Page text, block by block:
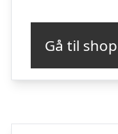
Gå til shop